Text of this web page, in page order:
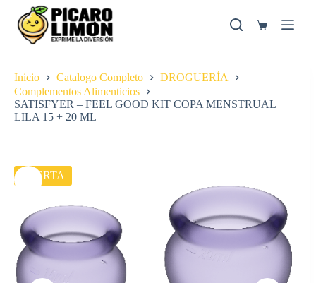
contenido
Carro
Inicio
Catalogo Completo
DROGUERÍA
Complementos Alimenticios
SATISFYER – FEEL GOOD KIT COPA MENSTRUAL
LILA 15 + 20 ML
OFERTA